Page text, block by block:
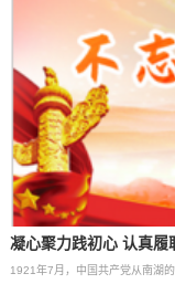
凝心聚力践初心 认真履
1921年7月，中国共产党从南湖